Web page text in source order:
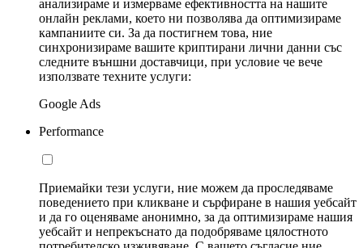
анализираме и измерваме ефективността на нашите
онлайн реклами, което ни позволява да оптимизираме
кампаниите си. За да постигнем това, ние
синхронизираме вашите криптирани лични данни със
следните външни доставчици, при условие че вече
използвате техните услуги:
Google Ads
Performance
Приемайки тези услуги, ние можем да проследяваме
поведението при кликване и сърфиране в нашия уебсайт
и да го оценяваме анонимно, за да оптимизираме нашия
уебсайт и непрекъснато да подобряваме цялостното